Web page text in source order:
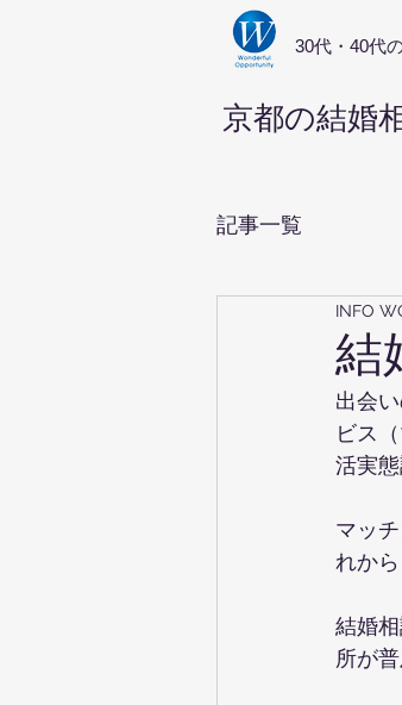
​30代・40代
京都の結婚
記事一覧
結
INFO
出会
ビス
活実態
マッ
れか
結婚
所が